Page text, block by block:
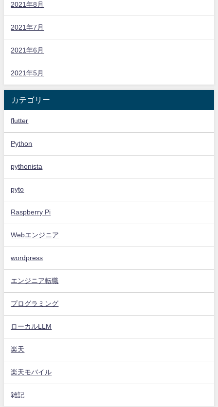
2021年8月
2021年7月
2021年6月
2021年5月
カテゴリー
flutter
Python
pythonista
pyto
Raspberry Pi
Webエンジニア
wordpress
エンジニア転職
プログラミング
ローカルLLM
楽天
楽天モバイル
雑記